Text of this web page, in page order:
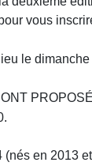
vous
le
(nés en 2013